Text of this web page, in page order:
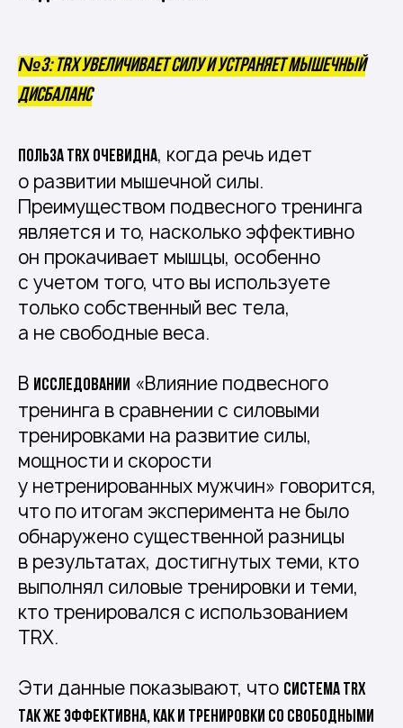
№3: TRX увеличивает силу и устраняет мышечный
дисбаланс
Польза TRX очевидна, когда речь идет
о развитии мышечной силы.
Преимуществом подвесного тренинга
является и то, насколько эффективно
он прокачивает мышцы, особенно
с учетом того, что вы используете
только собственный вес тела,
а не свободные веса.
В исследовании «Влияние подвесного
тренинга в сравнении с силовыми
тренировками на развитие силы,
мощности и скорости
у нетренированных мужчин» говорится,
что по итогам эксперимента не было
обнаружено существенной разницы
в результатах, достигнутых теми, кто
выполнял силовые тренировки и теми,
кто тренировался с использованием
TRX.
Эти данные показывают, что система TRX
так же эффективна, как и тренировки со свободными